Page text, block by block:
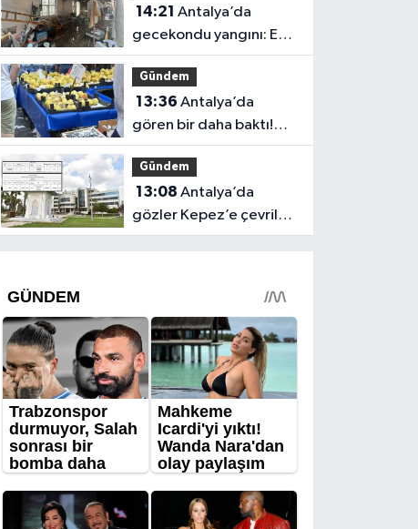
14:21
gecekondu yangını: Ev
kullanılamaz hale geldi
Gündem
13:36
gören bir daha baktı!
Pazar tezgahında bunu
da sattılar
Gündem
13:08
gözler Kepez’e çevrildi!
Milyonluk arsalar